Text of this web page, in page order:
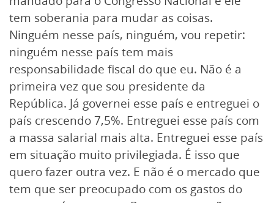
tem soberania para mudar as coisas.
Ninguém nesse país, ninguém, vou repetir:
ninguém nesse país tem mais
responsabilidade fiscal do que eu. Não é a
primeira vez que sou presidente da
República. Já governei esse país e entreguei o
país crescendo 7,5%. Entreguei esse país com
a massa salarial mais alta. Entreguei esse país
em situação muito privilegiada. É isso que
quero fazer outra vez. E não é o mercado que
tem que ser preocupado com os gastos do